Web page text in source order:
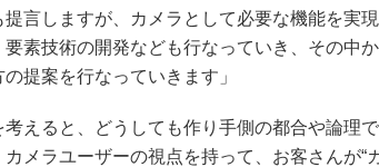
言しますが、カメラとして必要な機能を実現
素技術の開発なども行なっていき、その中か
提案を行なっていきます」
考えると、どうしても作り手側の都合や論理で
メラユーザーの視点を持って、お客さんが“